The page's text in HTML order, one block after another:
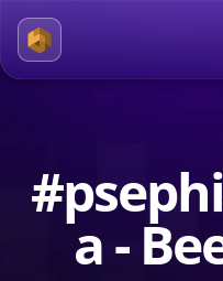
a -